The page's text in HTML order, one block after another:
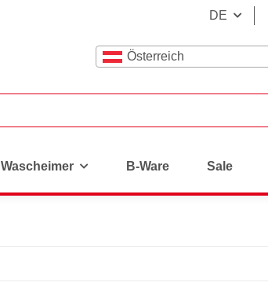
DE
Österreich
Wascheimer B-Ware Sale